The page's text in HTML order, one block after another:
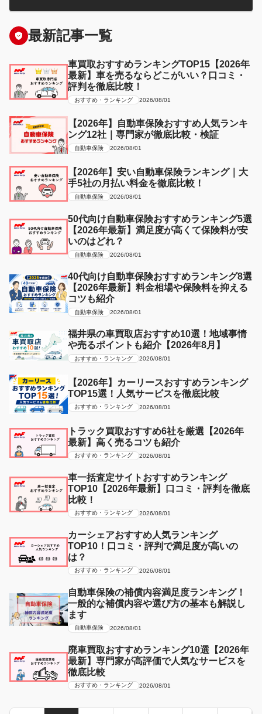
最新記事一覧
車買取おすすめランキングTOP15【2026年
最新】車を売るならどこがいい？口コミ・
評判を徹底比較！
おすすめ・ランキング 2026/08/01
【2026年】自動車保険おすすめ人気ランキ
ング12社｜専門家が徹底比較・検証
自動車保険 2026/08/01
【2026年】安い自動車保険ランキング｜大
手5社の月払い料金を徹底比較！
自動車保険 2026/08/01
50代向け自動車保険おすすめランキング5選
【2026年最新】満足度が高くて保険料が安
いのはどれ？
自動車保険 2026/08/01
40代向け自動車保険おすすめランキング8選
【2026年最新】料金相場や保険料を抑える
コツも紹介
自動車保険 2026/08/01
福井県の車買取店おすすめ10選！地域事情
や売るポイントも紹介【2026年8月】
おすすめ・ランキング 2026/08/01
【2026年】カーリースおすすめランキング
TOP15選！人気サービスを徹底比較
おすすめ・ランキング 2026/08/01
トラック買取おすすめ6社を厳選【2026年
最新】高く売るコツも紹介
おすすめ・ランキング 2026/08/01
車一括査定サイトおすすめランキング
TOP10【2026年最新】口コミ・評判を徹底
比較！
おすすめ・ランキング 2026/08/01
カーシェアおすすめ人気ランキング
TOP10！口コミ・評判で満足度が高いの
は？
おすすめ・ランキング 2026/08/01
自動車保険の補償内容満足度ランキング！
一般的な補償内容や選び方の基本も解説し
ます
自動車保険 2026/08/01
廃車買取おすすめランキング10選【2026年
最新】専門家が高評価で人気なサービスを
徹底比較
おすすめ・ランキング 2026/08/01